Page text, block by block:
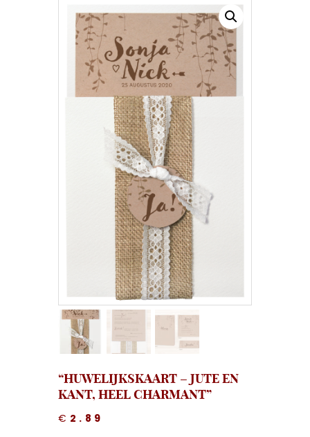
“HUWELIJKSKAART – JUTE EN
KANT, HEEL CHARMANT”
€ 2.89